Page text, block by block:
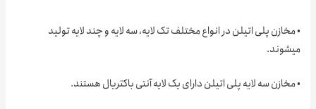
پلی اتیلن در انواع مختلف تک لایه، سه لایه و چند لایه تولید
سه لایه پلی اتیلن دارای یک لایه آنتی باکتریال هستند.